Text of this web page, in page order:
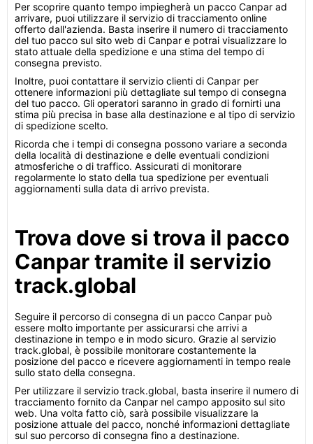
Per scoprire quanto tempo impiegherà un pacco Canpar ad
arrivare, puoi utilizzare il servizio di tracciamento online
offerto dall'azienda. Basta inserire il numero di tracciamento
del tuo pacco sul sito web di Canpar e potrai visualizzare lo
stato attuale della spedizione e una stima del tempo di
consegna previsto.
Inoltre, puoi contattare il servizio clienti di Canpar per
ottenere informazioni più dettagliate sul tempo di consegna
del tuo pacco. Gli operatori saranno in grado di fornirti una
stima più precisa in base alla destinazione e al tipo di servizio
di spedizione scelto.
Ricorda che i tempi di consegna possono variare a seconda
della località di destinazione e delle eventuali condizioni
atmosferiche o di traffico. Assicurati di monitorare
regolarmente lo stato della tua spedizione per eventuali
aggiornamenti sulla data di arrivo prevista.
Trova dove si trova il pacco
Canpar tramite il servizio
track.global
Seguire il percorso di consegna di un pacco Canpar può
essere molto importante per assicurarsi che arrivi a
destinazione in tempo e in modo sicuro. Grazie al servizio
track.global, è possibile monitorare costantemente la
posizione del pacco e ricevere aggiornamenti in tempo reale
sullo stato della consegna.
Per utilizzare il servizio track.global, basta inserire il numero di
tracciamento fornito da Canpar nel campo apposito sul sito
web. Una volta fatto ciò, sarà possibile visualizzare la
posizione attuale del pacco, nonché informazioni dettagliate
sul suo percorso di consegna fino a destinazione.